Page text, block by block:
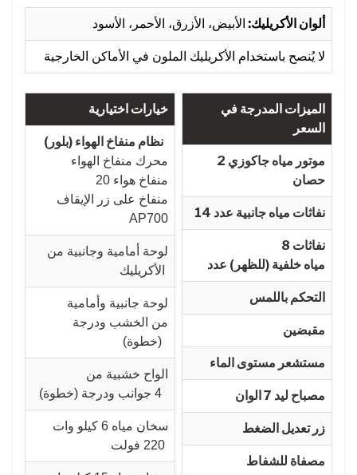
ألوان الأكريليك: الأبيض، الأزرق، الأحمر، الأسود
لا يُنصح باستخدام الأكريليك الملون في الأماكن الخارجية
خيارات اختيارية
محرك منفاخ الهواء
20 منفاخ هواء
منفاخ على زر الإيقاف
AP700
لوحة أمامية وجانبية من
لوحة جانبية وأمامية
من الخشب ودرجة
الواح خشبية من
سخان مياه 6 كيلو وات
الميزات المدرجة في
السعر
موتور مياه جاكوزي 2
حصان
نفاثات مياه جانبية عدد 14
8 نفاثات
مياه خلفية (للظهر) عدد
التحكم باللمس
مقبضين
مستشعر مستوى الماء
مصباح ليد 7 الوان
زر تعديل الضغط
مصفاة للشفاط